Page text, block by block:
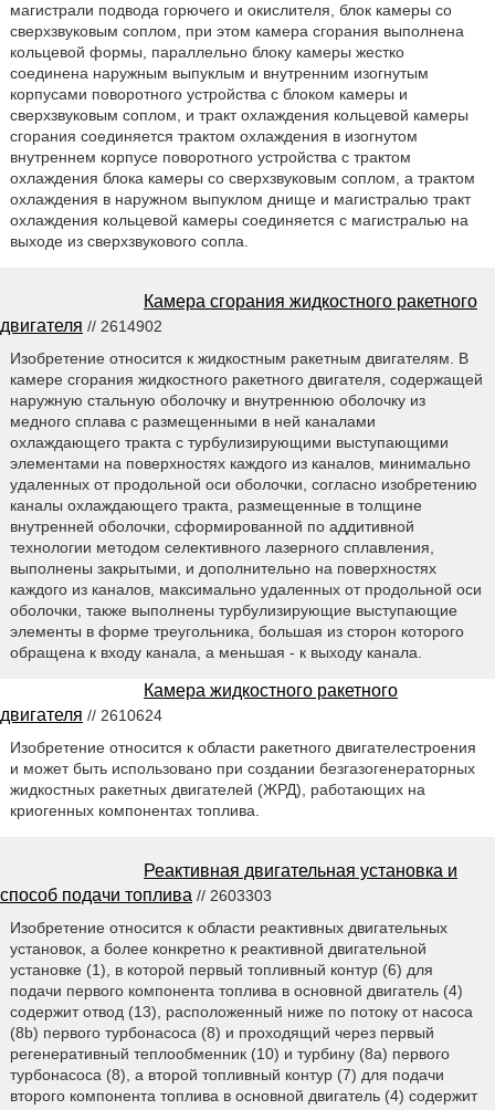
магистрали подвода горючего и окислителя, блок камеры со
сверхзвуковым соплом, при этом камера сгорания выполнена
кольцевой формы, параллельно блоку камеры жестко
соединена наружным выпуклым и внутренним изогнутым
корпусами поворотного устройства с блоком камеры и
сверхзвуковым соплом, и тракт охлаждения кольцевой камеры
сгорания соединяется трактом охлаждения в изогнутом
внутреннем корпусе поворотного устройства с трактом
охлаждения блока камеры со сверхзвуковым соплом, а трактом
охлаждения в наружном выпуклом днище и магистралью тракт
охлаждения кольцевой камеры соединяется с магистралью на
выходе из сверхзвукового сопла.
Камера сгорания жидкостного ракетного
двигателя // 2614902
Изобретение относится к жидкостным ракетным двигателям. В
камере сгорания жидкостного ракетного двигателя, содержащей
наружную стальную оболочку и внутреннюю оболочку из
медного сплава с размещенными в ней каналами
охлаждающего тракта с турбулизирующими выступающими
элементами на поверхностях каждого из каналов, минимально
удаленных от продольной оси оболочки, согласно изобретению
каналы охлаждающего тракта, размещенные в толщине
внутренней оболочки, сформированной по аддитивной
технологии методом селективного лазерного сплавления,
выполнены закрытыми, и дополнительно на поверхностях
каждого из каналов, максимально удаленных от продольной оси
оболочки, также выполнены турбулизирующие выступающие
элементы в форме треугольника, большая из сторон которого
обращена к входу канала, а меньшая - к выходу канала.
Камера жидкостного ракетного
двигателя // 2610624
Изобретение относится к области ракетного двигателестроения
и может быть использовано при создании безгазогенераторных
жидкостных ракетных двигателей (ЖРД), работающих на
криогенных компонентах топлива.
Реактивная двигательная установка и
способ подачи топлива // 2603303
Изобретение относится к области реактивных двигательных
установок, а более конкретно к реактивной двигательной
установке (1), в которой первый топливный контур (6) для
подачи первого компонента топлива в основной двигатель (4)
содержит отвод (13), расположенный ниже по потоку от насоса
(8b) первого турбонасоса (8) и проходящий через первый
регенеративный теплообменник (10) и турбину (8a) первого
турбонасоса (8), а второй топливный контур (7) для подачи
второго компонента топлива в основной двигатель (4) содержит